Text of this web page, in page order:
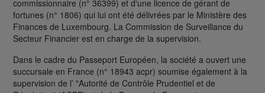
commissionnaire (n° 36399) et d'une licence de gérant de
fortunes (n° 1806) qui lui ont été délivrées par le Ministère des
Finances de Luxembourg. La Commission de Surveillance du
Secteur Financier est en charge de la supervision.
Dans le cadre du Passeport Européen, la société a ouvert une
succursale en France (n° 18943 acpr) soumise également à la
supervision de l’ "Autorité de Contrôle Prudentiel et de